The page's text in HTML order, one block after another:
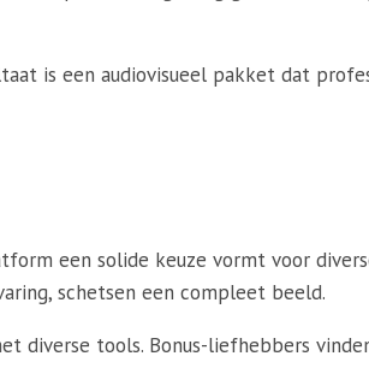
is een audiovisueel pakket dat
een solide keuze vormt voor
schetsen een compleet beeld.
diverse tools. Bonus-liefhebbers